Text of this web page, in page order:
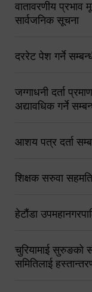
वातावरणीय प्रभाव
सार्वजनिक सूचना
दररेट पेश गर्ने
जग्गाधनी दर्ता
अद्यावधिक गर्ने
आशय पत्र दर्ता
शिक्षक सरुवा
हेटौंडा
चुरियामाई सुरुङको
समितिलाई